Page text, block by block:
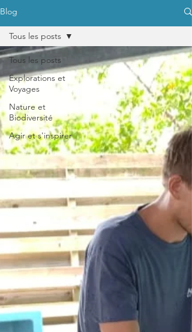
Blog
Tous les posts
Explorations et
Voyages
Nature et
Biodiversité
Agir et s'inspirer
Tous les posts